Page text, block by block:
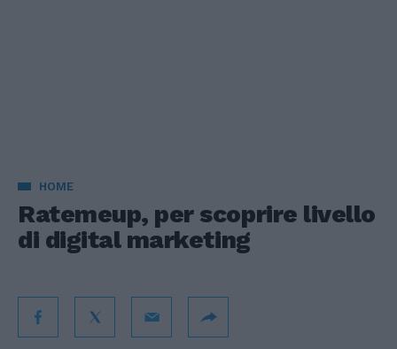
HOME
Ratemeup, per scoprire livello
di digital marketing